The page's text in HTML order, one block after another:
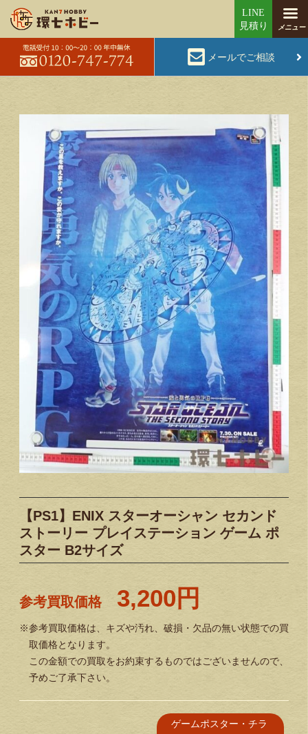
メールでご相談
【PS1】ENIX スターオーシャン セカンド
ストーリー プレイステーション ゲーム ポ
スター B2サイズ
参考買取価格 3,200円
※参考買取価格は、キズや汚れ、破損・欠品の無い状態での買
取価格となります。
この金額での買取をお約束するものではございませんので、
予めご了承下さい。
ゲームポスター・チラ